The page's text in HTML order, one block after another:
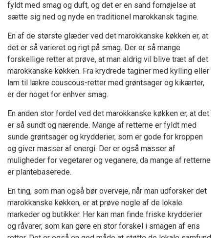
fyldt med smag og duft, og det er en sand fornøjelse at
sætte sig ned og nyde en traditionel marokkansk tagine.
En af de største glæder ved det marokkanske køkken er, at
det er så varieret og rigt på smag. Der er så mange
forskellige retter at prøve, at man aldrig vil blive træt af det
marokkanske køkken. Fra krydrede taginer med kylling eller
lam til lækre couscous-retter med grøntsager og kikærter,
er der noget for enhver smag.
En anden stor fordel ved det marokkanske køkken er, at det
er så sundt og nærende. Mange af retterne er fyldt med
sunde grøntsager og krydderier, som er gode for kroppen
og giver masser af energi. Der er også masser af
muligheder for vegetarer og veganere, da mange af retterne
er plantebaserede.
En ting, som man også bør overveje, når man udforsker det
marokkanske køkken, er at prøve nogle af de lokale
markeder og butikker. Her kan man finde friske krydderier
og råvarer, som kan gøre en stor forskel i smagen af ens